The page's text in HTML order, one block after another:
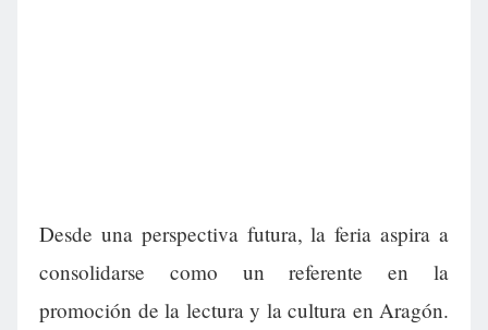
Desde una perspectiva futura, la feria aspira a
consolidarse como un referente en la
promoción de la lectura y la cultura en Aragón.